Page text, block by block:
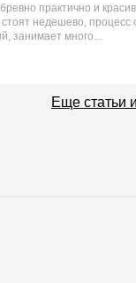
практично и
недешево, процесс
занимает много...
Еще статьи